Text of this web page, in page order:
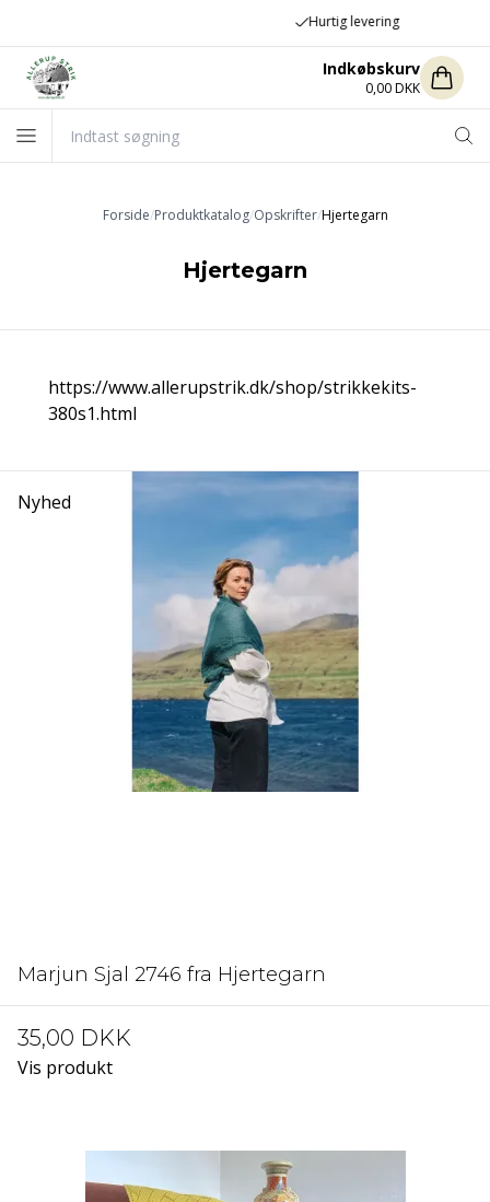
Hurtig levering
Indkøbskurv
0,00 DKK
Forside/Produktkatalog/Opskrifter/Hjertegarn
Hjertegarn
https://www.allerupstrik.dk/shop/strikkekits-
380s1.html
Nyhed
Marjun Sjal 2746 fra Hjertegarn
35,00 DKK
Vis produkt